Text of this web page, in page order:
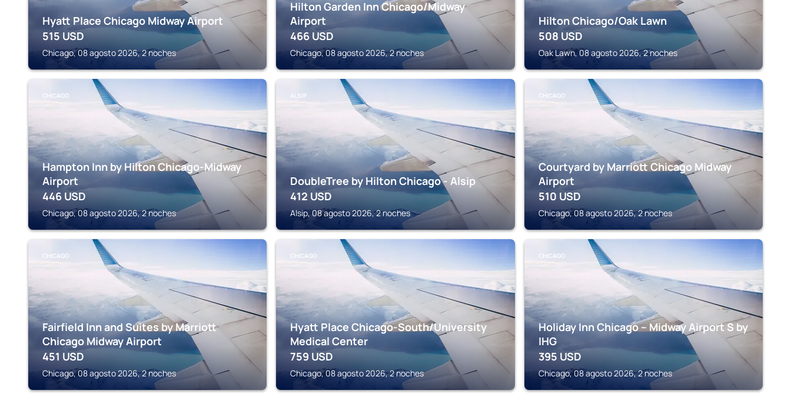
Hyatt Place Chicago Midway Airport
515 USD
Chicago, 08 agosto 2026, 2 noches
Hilton Garden Inn Chicago/Midway
Airport
466 USD
Chicago, 08 agosto 2026, 2 noches
Hilton Chicago/Oak Lawn
508 USD
Oak Lawn, 08 agosto 2026, 2 noches
CHICAGO
Hampton Inn by Hilton Chicago-Midway
Airport
446 USD
Chicago, 08 agosto 2026, 2 noches
ALSIP
DoubleTree by Hilton Chicago - Alsip
412 USD
Alsip, 08 agosto 2026, 2 noches
CHICAGO
Courtyard by Marriott Chicago Midway
Airport
510 USD
Chicago, 08 agosto 2026, 2 noches
CHICAGO
Fairfield Inn and Suites by Marriott
Chicago Midway Airport
451 USD
Chicago, 08 agosto 2026, 2 noches
CHICAGO
Hyatt Place Chicago-South/University
Medical Center
759 USD
Chicago, 08 agosto 2026, 2 noches
CHICAGO
Holiday Inn Chicago – Midway Airport S by
IHG
395 USD
Chicago, 08 agosto 2026, 2 noches